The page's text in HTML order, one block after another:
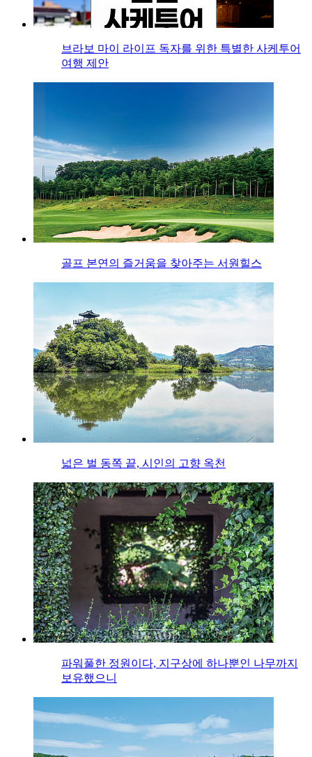
브라보 마이 라이프 독자를 위한 특별한 사케투어
여행 제안
골프 본연의 즐거움을 찾아주는 서원힐스
넓은 벌 동쪽 끝, 시인의 고향 옥천
파워풀한 정원이다, 지구상에 하나뿐인 나무까지
보유했으니